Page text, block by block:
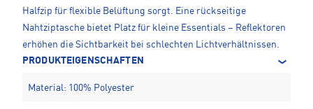
Halfzip für flexible Belüftung sorgt. Eine rückseitige
Nahtziptasche bietet Platz für kleine Essentials – Reflektoren
erhöhen die Sichtbarkeit bei schlechten Lichtverhältnissen.
PRODUKTEIGENSCHAFTEN
Material: 100% Polyester